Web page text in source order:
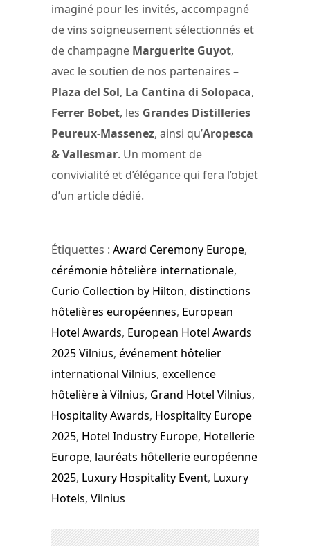
imaginé pour les invités, accompagné
de vins soigneusement sélectionnés et
de champagne Marguerite Guyot,
avec le soutien de nos partenaires –
Plaza del Sol, La Cantina di Solopaca,
Ferrer Bobet, les Grandes Distilleries
Peureux-Massenez, ainsi qu’Aropesca
& Vallesmar. Un moment de
convivialité et d’élégance qui fera l’objet
d’un article dédié.
Étiquettes : Award Ceremony Europe,
cérémonie hôtelière internationale,
Curio Collection by Hilton, distinctions
hôtelières européennes, European
Hotel Awards, European Hotel Awards
2025 Vilnius, événement hôtelier
international Vilnius, excellence
hôtelière à Vilnius, Grand Hotel Vilnius,
Hospitality Awards, Hospitality Europe
2025, Hotel Industry Europe, Hotellerie
Europe, lauréats hôtellerie européenne
2025, Luxury Hospitality Event, Luxury
Hotels, Vilnius